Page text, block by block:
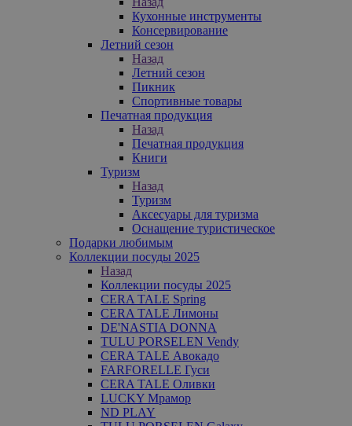
Кухонные инструменты
Консервирование
Летний сезон
Назад
Летний сезон
Пикник
Спортивные товары
Печатная продукция
Назад
Печатная продукция
Книги
Туризм
Назад
Туризм
Аксесуары для туризма
Оснащение туристическое
Подарки любимым
Коллекции посуды 2025
Назад
Коллекции посуды 2025
CERA TALE Spring
CERA TALE Лимоны
DE'NASTIA DONNA
TULU PORSELEN Vendy
CERA TALE Авокадо
FARFORELLE Гуси
CERA TALE Оливки
LUCKY Мрамор
ND PLAY